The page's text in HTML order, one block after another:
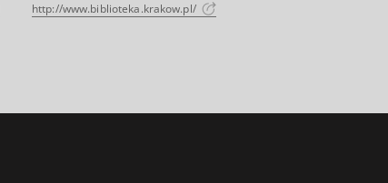
http://www.biblioteka.krakow.pl/